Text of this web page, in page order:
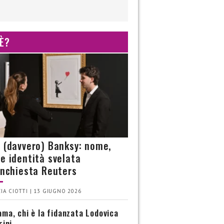
(davvero) Banksy: nome,
identità svelata
Reuters
CIOTTI | 13 GIUGNO 2026
chi è la fidanzata Lodovica